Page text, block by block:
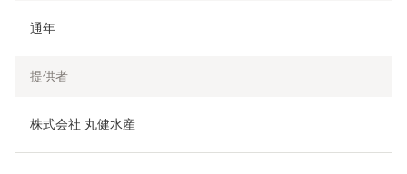
通年
提供者
株式会社 丸健水産